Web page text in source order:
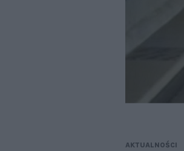
AKTUALNOŚCI